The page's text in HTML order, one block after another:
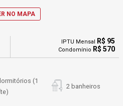
NO MAPA
IPTU Mensal R$ 95
Condomínio R$ 570
(1
2 banheiros